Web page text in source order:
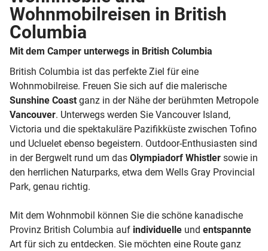
Wohnmobilreisen in British
Columbia
Mit dem Camper unterwegs in British Columbia
British Columbia ist das perfekte Ziel für eine
Wohnmobilreise. Freuen Sie sich auf die malerische
Sunshine Coast ganz in der Nähe der berühmten Metropole
Vancouver. Unterwegs werden Sie Vancouver Island,
Victoria und die spektakuläre Pazifikküste zwischen Tofino
und Ucluelet ebenso begeistern. Outdoor-Enthusiasten sind
in der Bergwelt rund um das Olympiadorf Whistler sowie in
den herrlichen Naturparks, etwa dem Wells Gray Provincial
Park, genau richtig.
Mit dem Wohnmobil können Sie die schöne kanadische
Provinz British Columbia auf individuelle und entspannte
Art für sich zu entdecken. Sie möchten eine Route ganz